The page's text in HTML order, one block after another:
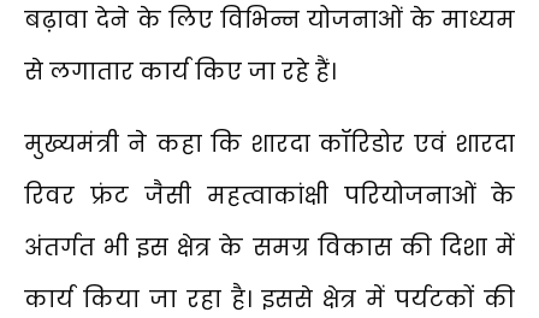
बढ़ावा देने के लिए विभिन्न योजनाओं के माध्यम
से लगातार कार्य किए जा रहे हैं।
मुख्यमंत्री ने कहा कि शारदा कॉरिडोर एवं शारदा
रिवर फ्रंट जैसी महत्वाकांक्षी परियोजनाओं के
अंतर्गत भी इस क्षेत्र के समग्र विकास की दिशा में
कार्य किया जा रहा है। इससे क्षेत्र में पर्यटकों की